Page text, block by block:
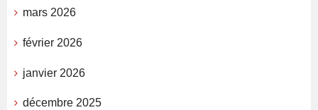
mars 2026
février 2026
janvier 2026
décembre 2025